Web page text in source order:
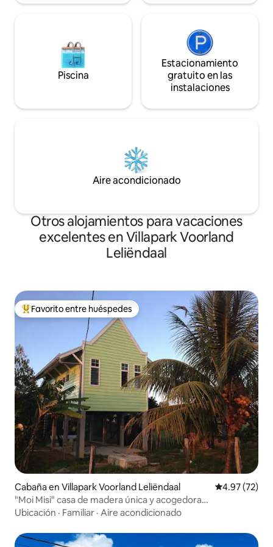
Piscina
Estacionamiento
gratuito en las
instalaciones
Aire acondicionado
Otros alojamientos para vacaciones
excelentes en Villapark Voorland
Leliëndaal
Favorito entre huéspedes preferido
Favorito entre huéspedes
Cabaña en Villapark Voorland Leliëndaal Calificación
4.97 (72)
"Moi Misi" casa de madera única y acogedora
Commewijne
Ubicación · Familiar · Aire acondicionado